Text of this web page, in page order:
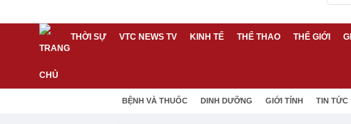
THỜI SỰ VTC NEWS TV KINH TẾ THỂ THAO THẾ GIỚI
BỆNH VÀ THUỐC DINH DƯỠNG GIỚI TÍNH TIN TỨC